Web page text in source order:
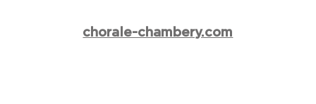
chorale-chambery.com